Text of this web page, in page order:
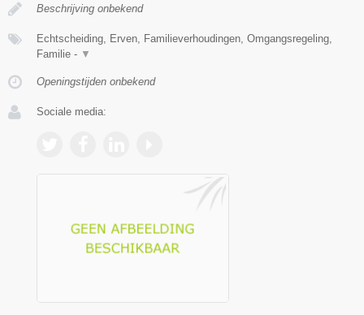
Beschrijving onbekend
Echtscheiding, Erven, Familieverhoudingen, Omgangsregeling,
Familie - ▼
Openingstijden onbekend
Sociale media: